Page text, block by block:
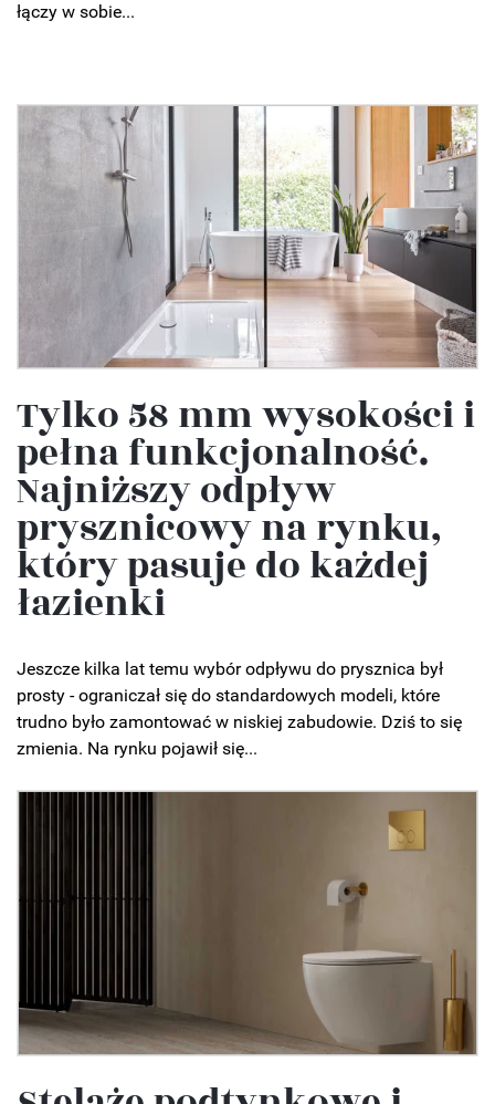
łączy w sobie...
Tylko 58 mm wysokości i
pełna funkcjonalność.
Najniższy odpływ
prysznicowy na rynku,
który pasuje do każdej
łazienki
Jeszcze kilka lat temu wybór odpływu do prysznica był
prosty - ograniczał się do standardowych modeli, które
trudno było zamontować w niskiej zabudowie. Dziś to się
zmienia. Na rynku pojawił się...